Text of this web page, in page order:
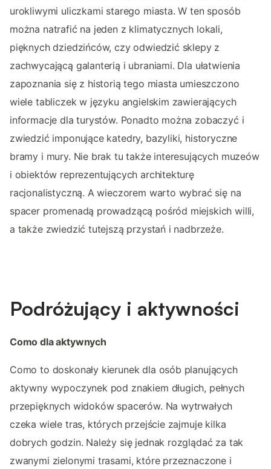
urokliwymi uliczkami starego miasta. W ten sposób
można natrafić na jeden z klimatycznych lokali,
pięknych dziedzińców, czy odwiedzić sklepy z
zachwycającą galanterią i ubraniami. Dla ułatwienia
zapoznania się z historią tego miasta umieszczono
wiele tabliczek w języku angielskim zawierających
informacje dla turystów. Ponadto można zobaczyć i
zwiedzić imponujące katedry, bazyliki, historyczne
bramy i mury. Nie brak tu także interesujących muzeów
i obiektów reprezentujących architekturę
racjonalistyczną. A wieczorem warto wybrać się na
spacer promenadą prowadzącą pośród miejskich willi,
a także zwiedzić tutejszą przystań i nadbrzeże.
Podróżujący i aktywności
Como dla aktywnych
Como to doskonały kierunek dla osób planujących
aktywny wypoczynek pod znakiem długich, pełnych
przepięknych widoków spacerów. Na wytrwałych
czeka wiele tras, których przejście zajmuje kilka
dobrych godzin. Należy się jednak rozglądać za tak
zwanymi zielonymi trasami, które przeznaczone i